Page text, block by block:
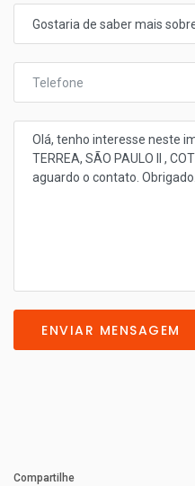
ENVIAR MENSAGEM
Compartilhe